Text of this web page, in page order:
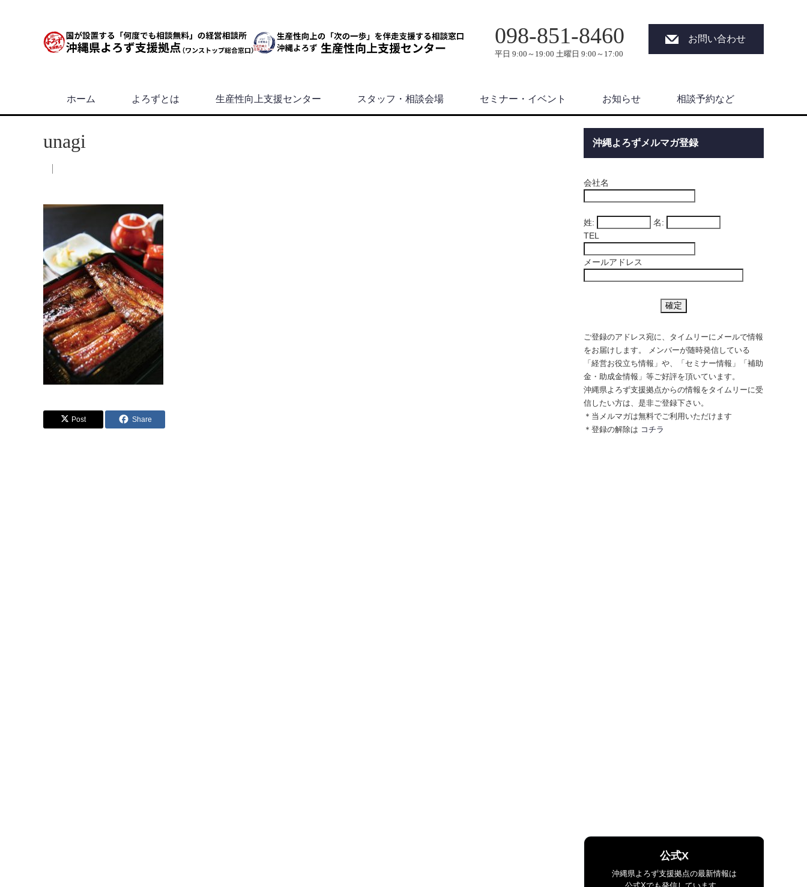
098-851-8460
平日 9:00～19:00 土曜日 9:00～17:00
お問い合わせ
ホーム よろずとは 生産性向上支援センター スタッフ・相談会場 セミナー・イベント お知らせ 相談予約など
unagi
Post Share
沖縄よろずメルマガ登録
会社名
姓:
名:
TEL
メールアドレス
ご登録のアドレス宛に、タイムリーにメールで情報
をお届けします。 メンバーが随時発信している
「経営お役立ち情報」や、「セミナー情報」「補助
金・助成金情報」等ご好評を頂いています。
沖縄県よろず支援拠点からの情報をタイムリーに受
信したい方は、是非ご登録下さい。
＊当メルマガは無料でご利用いただけます
＊登録の解除は コチラ
公式X
沖縄県よろず支援拠点の最新情報は